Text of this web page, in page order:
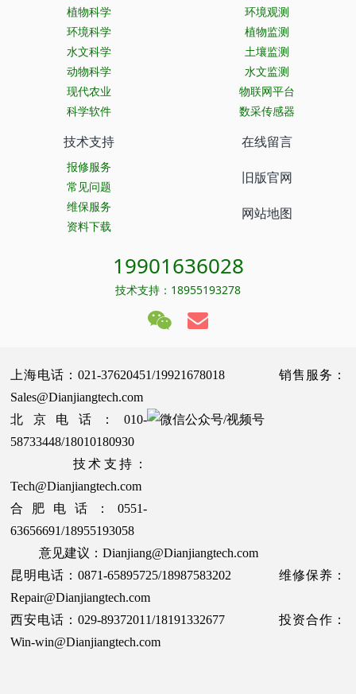
植物科学
环境科学
水文科学
动物科学
现代农业
科学软件
环境观测
植物监测
土壤监测
水文监测
物联网平台
数采传感器
技术支持
报修服务
常见问题
维保服务
资料下载
在线留言
旧版官网
网站地图
19901636028
技术支持：18955193278
上海电话：021-37620451/19921678018 销售服务：
Sales@Dianjiangtech.com
北京电话：010-
58733448/18010180930
技术支持：
Tech@Dianjiangtech.com
合肥电话：0551-
63656691/18955193058
意见建议：Dianjiang@Dianjiangtech.com
昆明电话：0871-65895725/18987583202 维修保养：
Repair@Dianjiangtech.com
西安电话：029-89372011/18191332677 投资合作：
Win-win@Dianjiangtech.com